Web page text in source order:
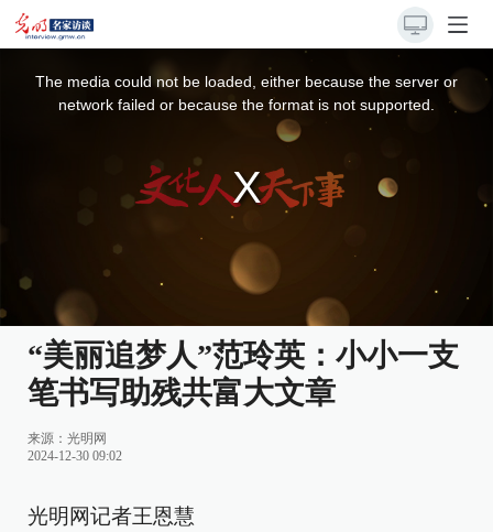
The media could not be loaded, either because the server or
network failed or because the format is not supported.
“美丽追梦人”范玲英：小小一支
笔书写助残共富大文章
来源： 光明网
2024-12-30 09:02
光明网记者王恩慧